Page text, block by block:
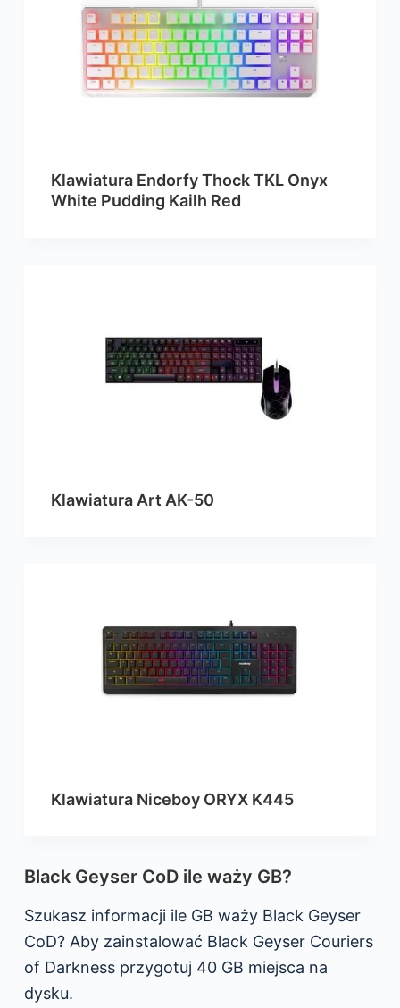
Klawiatura Endorfy Thock TKL Onyx
White Pudding Kailh Red
Klawiatura Art AK-50
Klawiatura Niceboy ORYX K445
Black Geyser CoD ile waży GB?
Szukasz informacji ile GB waży Black Geyser
CoD? Aby zainstalować Black Geyser Couriers
of Darkness przygotuj 40 GB miejsca na
dysku.